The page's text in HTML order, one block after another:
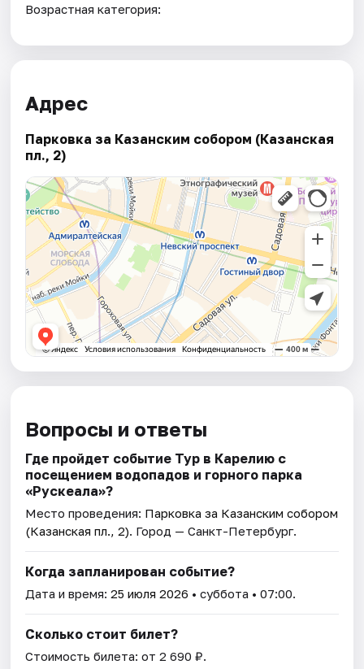
Возрастная категория:
Адрес
Парковка за Казанским собором (Казанская
пл., 2)
Вопросы и ответы
Где пройдет событие Тур в Карелию с
посещением водопадов и горного парка
«Рускеала»?
Место проведения: Парковка за Казанским собором
(Казанская пл., 2). Город — Санкт-Петербург.
Когда запланирован событие?
Дата и время:25 июля 2026 • суббота • 07:00.
Сколько стоит билет?
Стоимость билета: от 2 690 ₽.